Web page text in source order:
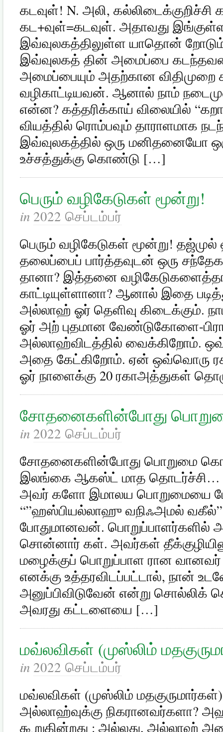
கடவுள்! N. அலி, கல்லிடைக்குறிச்சி
கட+வுள்=கடவுள். அதாவது
இவ்வுலகத்திலுள்ள யாதொன் றோடும்
இவ்வுலகத் தின் அமைப்பை
அமைப்பையும் அதற்கான
வழிகாட்டியவன். ஆனால் நாம்
என்ன? கத்தரிக்காய் விலையில்
வி­யத்தில் ரொம்பவும் தாராளமாக
இவ்வுலகத்தில் ஒரு மனிதனையோ
உச்சத்துக்கு கொண்டு […]
பெரும் வழிகேடுகள் மூன்று!
in 2022 செப்டம்பர்
பெரும் வழிகேடுகள் மூன்று!
தலைப்பைப் பார்த்தவுடன் ஒரு
தானா? இத்தனை
காட்டியுள்ளானா? ஆனால் இதை
அல்லாஹ் ஓர் தெளிவு கிடைக்கும்.
ஓர் அற் புதமான வேண்டுகோளை-
அல்லாஹ்விடத்தில் வைக்கிறோம்.
அதை கேட்கிறோம். ஏன் ஒவ்வொரு
ஓர் நாளைக்கு 20 ரகாஅத்துகள்
சோதனைகளின்போது
in 2022 செப்டம்பர்
சோதனைகளின்போது பொறுமை
இலங்கை ஆகஸ்ட் மாத
அவர் களோ இமாலய பொறுமையை
“”ஹஸ்பியல்லாஹு வநிஃஅமல்
போதுமானவன். பொறுப்பாளர்களில்
சொன்னார் கள். அவர்கள்
மழைக்குப் பொறுப்பாள ரான
எனக்கு உத்தரவிடப்பட்டால், நான்
அனுப்பிவிடுவேன் என்று சொல்லிக்
அவரது கட்டளையை […]
மவ்லவிகள் (முஸ்லிம்
in 2022 செப்டம்பர்
மவ்லவிகள் (முஸ்லிம்
அல்லாஹ்வுக்கு நிகரானவர்களா?
கூறுகின்றது : அல்லது, அல்லாஹ்